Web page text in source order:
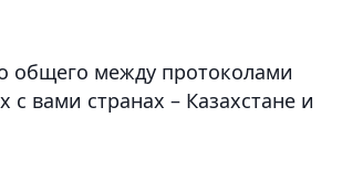
общего между протоколами
вами странах – Казахстане и